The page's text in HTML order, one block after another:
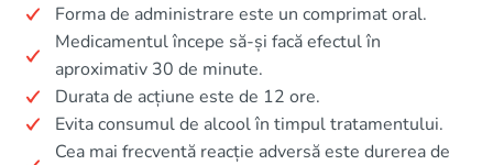
Forma de administrare este un comprimat oral.
Medicamentul începe să-și facă efectul în
aproximativ 30 de minute.
Durata de acțiune este de 12 ore.
Evita consumul de alcool în timpul tratamentului.
Cea mai frecventă reacție adversă este durerea de